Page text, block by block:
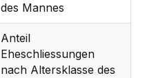
des Mannes
Anteil
Eheschliessungen
nach Altersklasse des